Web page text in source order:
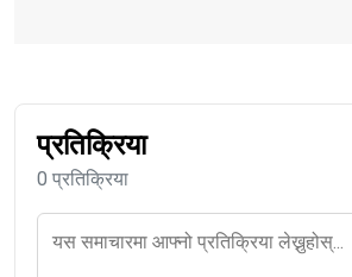
प्रतिक्रिया
0 प्रतिक्रिया